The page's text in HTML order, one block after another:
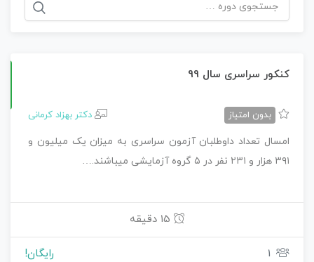
برای:
کنکور سراسری سال 99
بدون امتیاز دکتر بهزاد کرمانی
امسال تعداد داوطلبان آزمون سراسری به میزان یک میلیون و
۳۹۱ هزار و ۲۳۱ نفر در ۵ گروه آزمایشی میباشند.…
15 دقیقه
1 رایگان!